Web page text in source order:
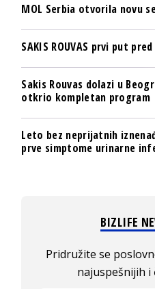
MOL Serbia otvorila novu
SAKIS ROUVAS prvi put
Sakis Rouvas dolazi u
otkrio kompletan program
Leto bez neprijatnih
prve simptome urinarne
BIZLIFE
Pridružite se
najuspešnijih i